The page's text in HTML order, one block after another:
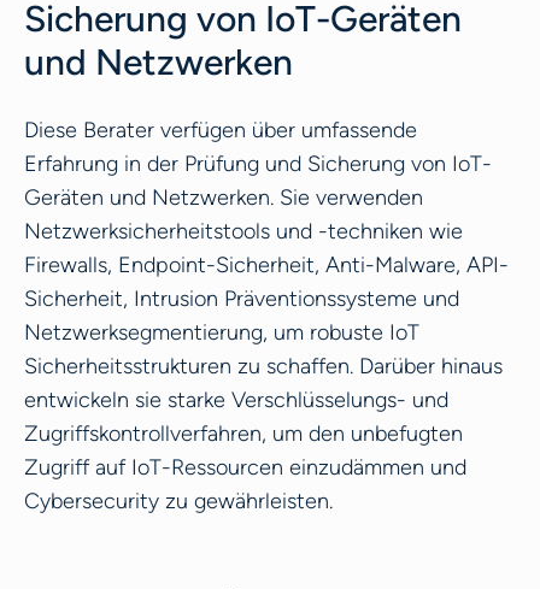
Sicherung von IoT-Geräten
und Netzwerken
Diese Berater verfügen über umfassende
Erfahrung in der Prüfung und Sicherung von IoT-
Geräten und Netzwerken. Sie verwenden
Netzwerksicherheitstools und -techniken wie
Firewalls, Endpoint-Sicherheit, Anti-Malware, API-
Sicherheit, Intrusion Präventionssysteme und
Netzwerksegmentierung, um robuste IoT
Sicherheitsstrukturen zu schaffen. Darüber hinaus
entwickeln sie starke Verschlüsselungs- und
Zugriffskontrollverfahren, um den unbefugten
Zugriff auf IoT-Ressourcen einzudämmen und
Cybersecurity zu gewährleisten.